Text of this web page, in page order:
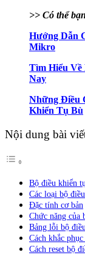
>> Có thể
Hướng Dẫn
Mikro
Tìm Hiểu Về
Nay
Những Điều
Khiển Tụ Bù
Nội dung bài
Bộ điều khiển
Các loại bộ
Đặc tính cơ bản
Chức năng
Bảng lỗi bộ
Cách khắc
Cách reset bộ